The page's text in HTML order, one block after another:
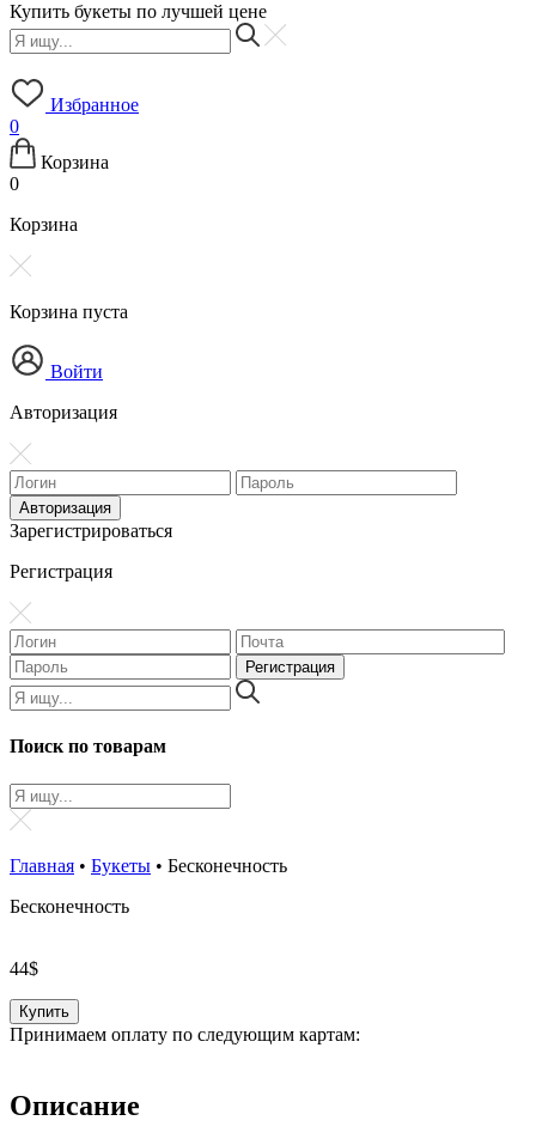
Купить букеты по лучшей цене
Избранное
0
Корзина
0
Корзина
Корзина пуста
Войти
Авторизация
Зарегистрироваться
Регистрация
Поиск по товарам
Главная • Букеты • Бесконечность
Бесконечность
44$
Купить
Принимаем оплату по следующим картам:
Описание